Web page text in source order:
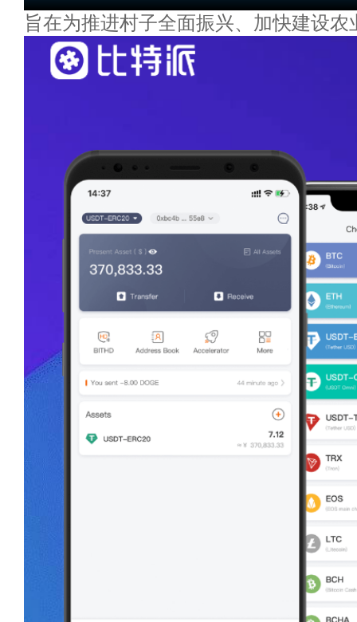
旨在为推进村子全面振兴、加快建设